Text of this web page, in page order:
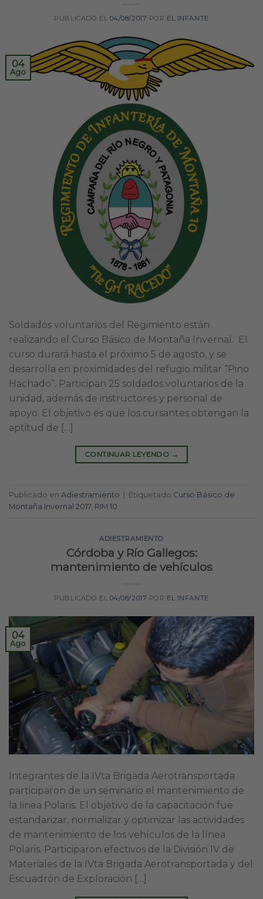
PUBLICADO EL 04/08/2017 POR EL INFANTE
04
Ago
Soldados voluntarios del Regimiento están
realizando el Curso Básico de Montaña Invernal. El
curso durará hasta el próximo 5 de agosto, y se
desarrolla en proximidades del refugio militar “Pino
Hachado”. Participan 25 soldados voluntarios de la
unidad, además de instructores y personal de
apoyo. El objetivo es que los cursantes obtengan la
aptitud de […]
CONTINUAR LEYENDO →
Publicado en Adiestramiento Etiquetado Curso Básico de
Montaña Invernal 2017, RIM 10
ADIESTRAMIENTO
Córdoba y Río Gallegos:
mantenimiento de vehículos
PUBLICADO EL 04/08/2017 POR EL INFANTE
04
Ago
Integrantes de la IVta Brigada Aerotransportada
participaron de un seminario el mantenimiento de
la linea Polaris. El objetivo de la capacitación fue
estandarizar, normalizar y optimizar las actividades
de mantenimiento de los vehículos de la línea
Polaris. Participaron efectivos de la División IV de
Materiales de la IVta Brigada Aerotransportada y del
Escuadrón de Exploración […]